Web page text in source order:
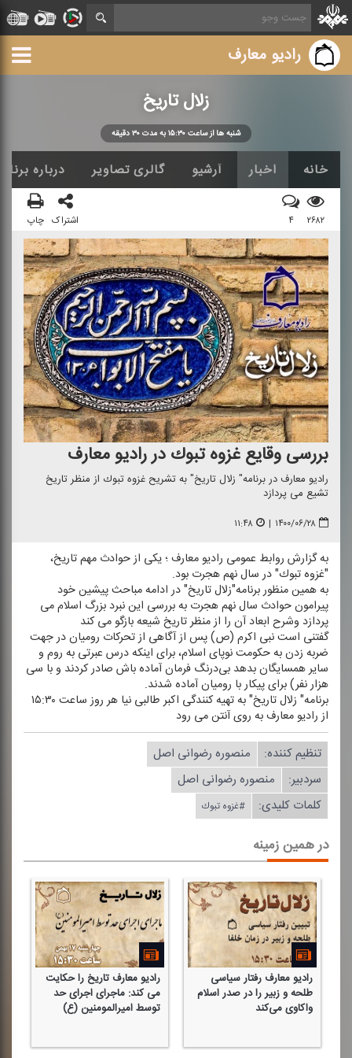
رادیو معارف
زلال تاریخ
شنبه ها از ساعت ۱۵:۳۰ به مدت ۳۰ دقیقه
خانه اخبار آرشیو گالری تصاویر درباره
۲۶۸۲ ۴ اشتراک چاپ
بررسی وقایع غزوه تبوك در رادیو معارف
رادیو معارف در برنامه" زلال تاریخ" به تشریح غزوه تبوك از منظر تاریخ
تشیع می پردازد
۱۴۰۰/۰۶/۲۸ | ۱۱:۴۸
به گزارش روابط عمومی رادیو معارف ؛ یكی از حوادث مهم تاریخ،
"غزوه تبوك" در سال نهم هجرت بود.
به همین منظور برنامه"زلال تاریخ" در ادامه مباحث پیشین خود
پیرامون حوادث سال نهم هجرت به بررسی این نبرد بزرگ اسلام می
پردازد وشرح ابعاد آن را از منظر تاریخ شیعه بازگو می كند
گفتنی است نبی اكرم (ص) پس از آگاهی از تحركات رومیان در جهت
ضربه زدن به حكومت نوپای اسلام، براى اینكه درس عبرتى به روم و
سایر همسایگان بدهد بی‌‏درنگ فرمان آماده باش صادر كردند و با سى
هزار نفر) براى پیكار با رومیان آماده شدند.
برنامه" زلال تاریخ" به تهیه كنندگی اكبر طالبی نیا هر روز ساعت ۱۵:۳۰
از رادیو معارف به روی آنتن می رود
تنظیم كننده:
منصوره رضوانی اصل
سردبیر:
منصوره رضوانی اصل
کلمات کلیدی:
#غزوه تبوك
در همین زمینه
رادیو معارف رفتار سیاسی
طلحه و زبیر را در صدر اسلام
واكاوی می‌كند
رادیو معارف تاریخ را حكایت
می كند: ماجرای اجرای حد
توسط امیرالمومنین (ع)